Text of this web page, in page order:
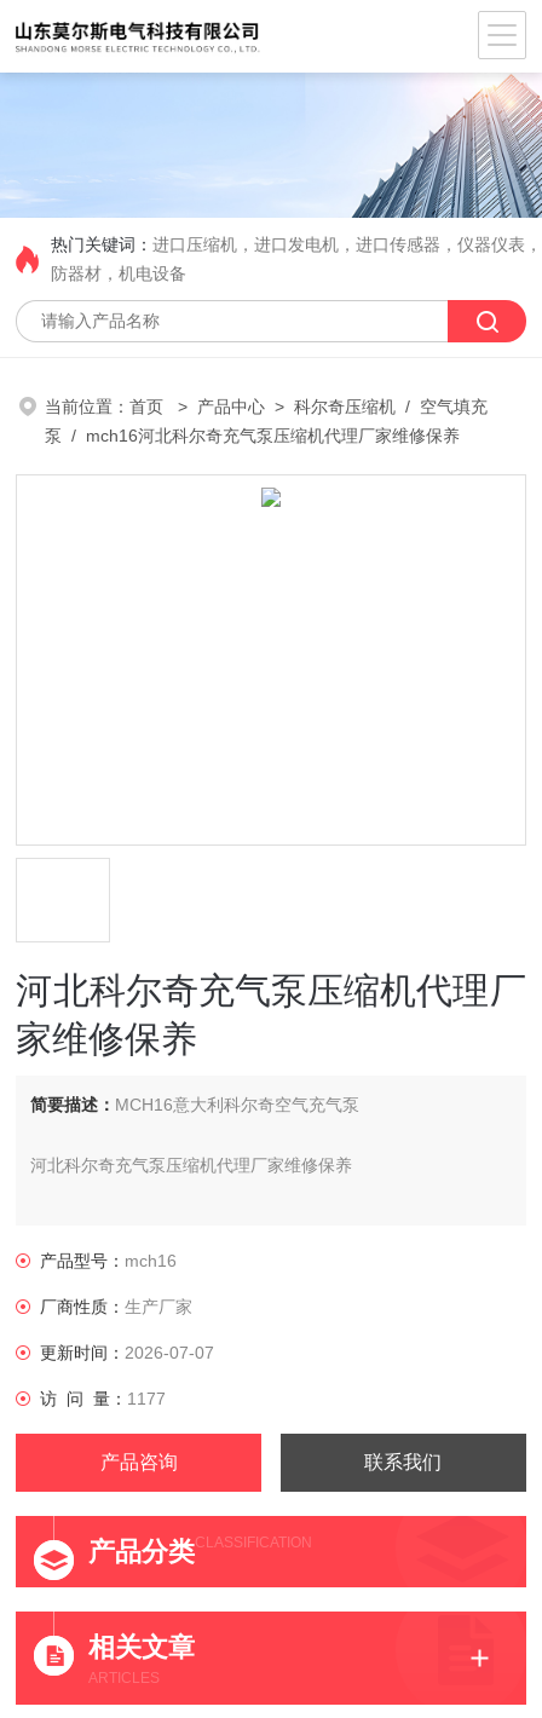
热门关键词：进口压缩机，进口发电机，进口传感器，仪器仪表
防器材，机电设备
当前位置：首页 > 产品中心 >科尔奇压缩机 / 空气填充
泵 / mch16河北科尔奇充气泵压缩机代理厂家维修保养
河北科尔奇充气泵压缩机代理厂
家维修保养
简要描述： MCH16意大利科尔奇空气充气泵
河北科尔奇充气泵压缩机代理厂家维修保养
产品型号： mch16
厂商性质：生产厂家
更新时间： 2026-07-07
访 问 量： 1177
产品咨询 联系我们
产品分类CLASSIFICATION
相关文章
ARTICLES